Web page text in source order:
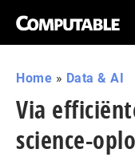
Home » Data & AI
Via
science-